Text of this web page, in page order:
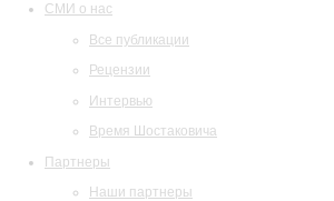
СМИ о нас
Все публикации
Рецензии
Интервью
Время Шостаковича
Партнеры
Наши партнеры